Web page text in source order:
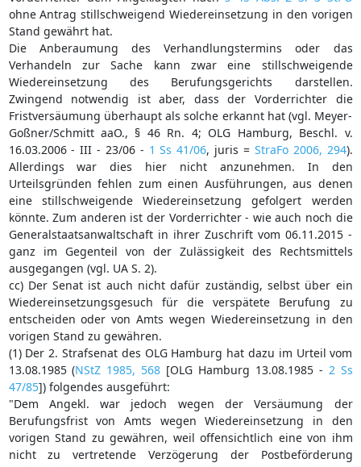
ohne Antrag stillschweigend Wiedereinsetzung in den vorigen
Stand gewährt hat.
Die Anberaumung des Verhandlungstermins oder das
Verhandeln zur Sache kann zwar eine stillschweigende
Wiedereinsetzung des Berufungsgerichts darstellen.
Zwingend notwendig ist aber, dass der Vorderrichter die
Fristversäumung überhaupt als solche erkannt hat (vgl. Meyer-
Goßner/Schmitt aaO., § 46 Rn. 4; OLG Hamburg, Beschl. v.
16.03.2006 - III - 23/06 - 1 Ss 41/06, juris = StraFo 2006, 294).
Allerdings war dies hier nicht anzunehmen. In den
Urteilsgründen fehlen zum einen Ausführungen, aus denen
eine stillschweigende Wiedereinsetzung gefolgert werden
könnte. Zum anderen ist der Vorderrichter - wie auch noch die
Generalstaatsanwaltschaft in ihrer Zuschrift vom 06.11.2015 -
ganz im Gegenteil von der Zulässigkeit des Rechtsmittels
ausgegangen (vgl. UA S. 2).
cc) Der Senat ist auch nicht dafür zuständig, selbst über ein
Wiedereinsetzungsgesuch für die verspätete Berufung zu
entscheiden oder von Amts wegen Wiedereinsetzung in den
vorigen Stand zu gewähren.
(1) Der 2. Strafsenat des OLG Hamburg hat dazu im Urteil vom
13.08.1985 (NStZ 1985, 568 [OLG Hamburg 13.08.1985 - 2 Ss
47/85]) folgendes ausgeführt:
"Dem Angekl. war jedoch wegen der Versäumung der
Berufungsfrist von Amts wegen Wiedereinsetzung in den
vorigen Stand zu gewähren, weil offensichtlich eine von ihm
nicht zu vertretende Verzögerung der Postbeförderung